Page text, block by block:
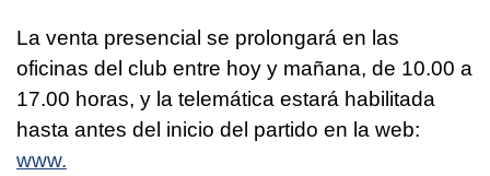
La venta presencial se prolongará en las
oficinas del club entre hoy y mañana, de 10.00 a
17.00 horas, y la telemática estará habilitada
hasta antes del inicio del partido en la web:
www.